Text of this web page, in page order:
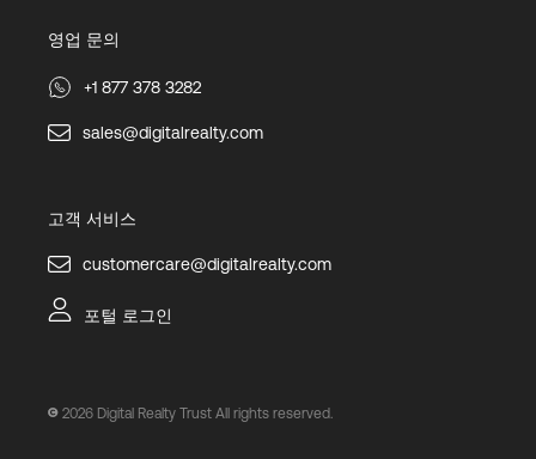
영업 문의
+1 877 378 3282
sales@digitalrealty.com
고객 서비스
customercare@digitalrealty.com
포털 로그인
2026 Digital Realty Trust All rights reserved.